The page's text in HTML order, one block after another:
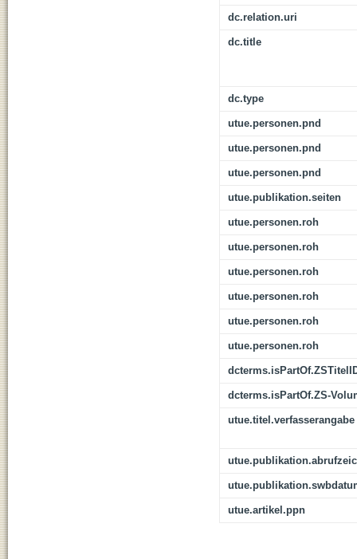
dc.relation.uri
dc.title
dc.type
utue.personen.pnd
utue.personen.pnd
utue.personen.pnd
utue.publikation.seiten
utue.personen.roh
utue.personen.roh
utue.personen.roh
utue.personen.roh
utue.personen.roh
utue.personen.roh
dcterms.isPartOf.ZS-
utue.titel.verfasserangabe
utue.artikel.ppn